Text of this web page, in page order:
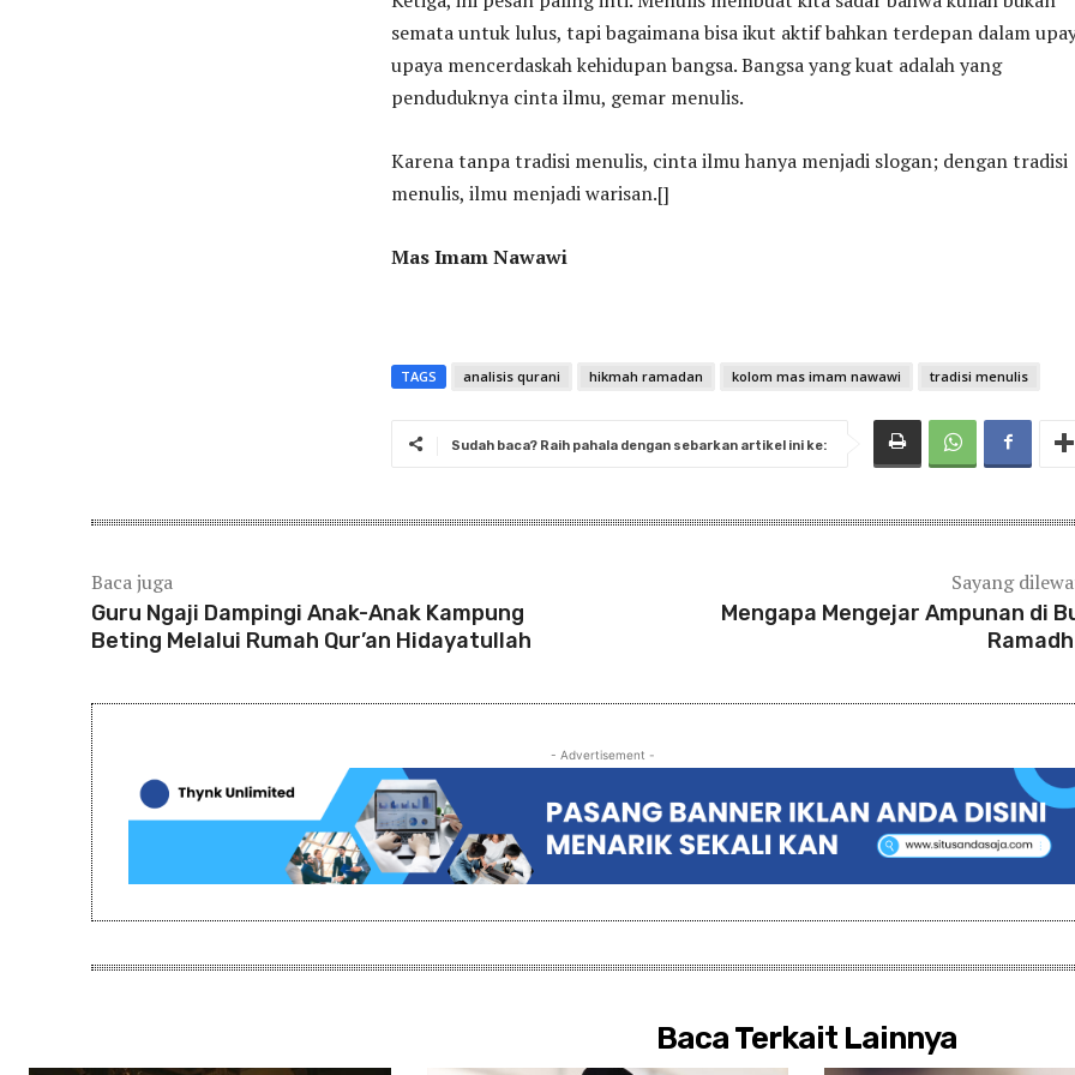
semata untuk lulus, tapi bagaimana bisa ikut aktif bahkan terdepan dalam
upaya mencerdaskah kehidupan bangsa. Bangsa yang kuat adalah yang
penduduknya cinta ilmu, gemar menulis.
Karena tanpa tradisi menulis, cinta ilmu hanya menjadi slogan; dengan tradisi
menulis, ilmu menjadi warisan.[]
Mas Imam Nawawi
TAGS analisis qurani hikmah ramadan kolom mas imam nawawi tradisi menulis
Sudah baca? Raih pahala dengan sebarkan artikel ini ke:
Baca juga
Guru Ngaji Dampingi Anak-Anak Kampung
Beting Melalui Rumah Qur’an Hidayatullah
Sayang
Mengapa Mengejar Ampunan di
- Advertisement -
Baca Terkait Lainnya